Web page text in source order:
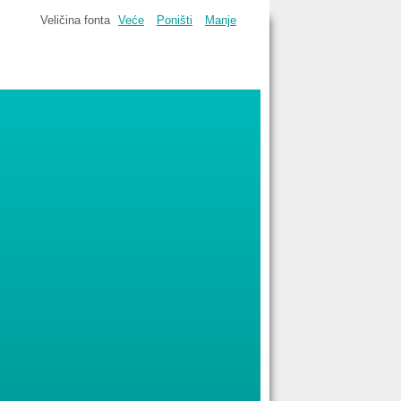
Veličina fonta Veće Poništi Manje